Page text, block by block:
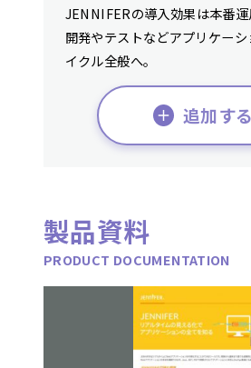
JENNIFERの導入効果は本番運
開発やテストなどアプリケー
イクル全般へ。
追加する
製品資料
PRODUCT DOCUMENTATION